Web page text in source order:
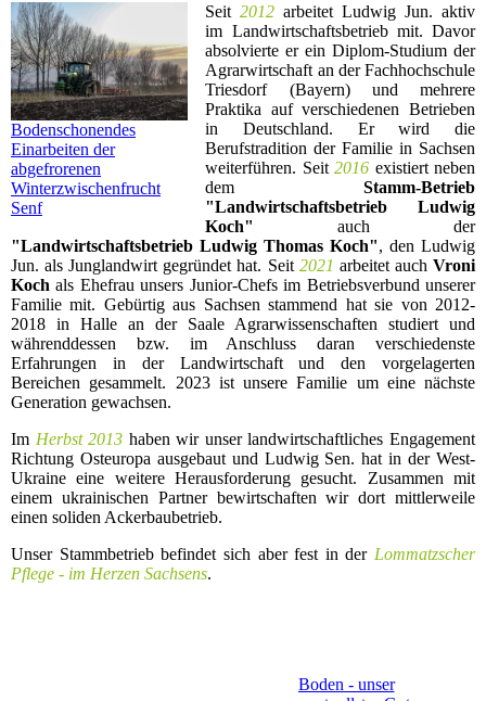
Bodenschonendes
Einarbeiten der
abgefrorenen
Winterzwischenfrucht
Senf
Seit2012 arbeitet Ludwig Jun. aktiv
im Landwirtschaftsbetrieb mit. Davor
absolvierte er ein Diplom-Studium der
Agrarwirtschaft an der Fachhochschule
Triesdorf (Bayern) und mehrere
Praktika auf verschiedenen Betrieben
in Deutschland. Er wird die
Berufstradition der Familie in Sachsen
weiterführen. Seit2016 existiert neben
dem Stamm-Betrieb
"Landwirtschaftsbetrieb Ludwig
Koch"auch der
"Landwirtschaftsbetrieb Ludwig Thomas Koch", den Ludwig
Jun. als Junglandwirt gegründet hat. Seit 2021 arbeitet auchVroni
Koch als Ehefrau unsers Junior-Chefs im Betriebsverbund unserer
Familie mit. Gebürtig aus Sachsen stammend hat sie von 2012-
2018 in Halle an der Saale Agrarwissenschaften studiert und
währenddessen bzw. im Anschluss daran verschiedenste
Erfahrungen in der Landwirtschaft und den vorgelagerten
Bereichen gesammelt. 2023 ist unsere Familie um eine nächste
Generation gewachsen.
Im Herbst 2013 haben wir unser landwirtschaftliches Engagement
Richtung Osteuropa ausgebaut und Ludwig Sen. hat in der West-
Ukraine eine weitere Herausforderung gesucht. Zusammen mit
einem ukrainischen Partner bewirtschaften wir dort mittlerweile
einen soliden Ackerbaubetrieb.
Unser Stammbetrieb befindet sich aber fest in der Lommatzscher
Pflege - im Herzen Sachsens.
Boden - unser